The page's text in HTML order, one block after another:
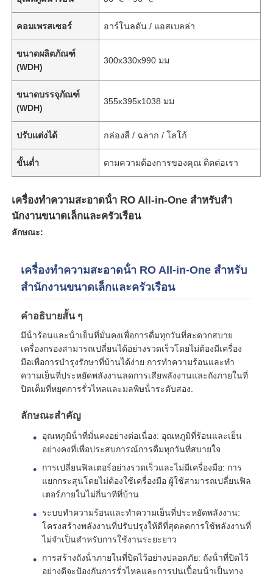
บ้าน
ผลิตภัณฑ์
วิดีโอ
เกี่ยวกับเรา
ทัวร์โรงงาน
ควบคุมคุณภาพ
ติดต่อเรา
ระบบ RO
น้ำนุ่มน้ำ
คอมเพรสเซอร์ อาร์โนลดัน / แอสเบลล่า
ขนาดผลิตภัณฑ์
(WDH)
300x330x990 มม
ขนาดบรรจุภัณฑ์
(WDH)
355x395x1038 มม
ปรับแต่งได้ กล่องสี / ฉลาก / โลโก้
ขั้นต่ำ ตามความต้องการของคุณ ติดต่อเรา
เครื่องทําความสะอาดน้ํา RO All-in-One สําหรับสํา
นักงานขนาดเล็กและครัวเรือน
ลักษณะ:
เครื่องทําความสะอาดน้ํา RO All-in-One สําหรับ
สํานักงานขนาดเล็กและครัวเรือน
คําอธิบายสั้น ๆ
มีน้ําร้อนและน้ําเย็นที่มั่นคงเพื่อการดื่มทุกวันที่สะดวกสบาย
เครื่องกรองสามารถเปลี่ยนได้อย่างรวดเร็วโดยไม่ต้องมีเครื่อง
มือเพื่อการบํารุงรักษาที่บ้านได้ง่าย การทําความร้อนและทํา
ความเย็นที่ประหยัดพลังงานลดการเสียพลังงานและถังภายในที่
ปิดเต็มที่หยุดการรั่วไหลและมลพิษน้ําระดับสอง.
ลักษณะสําคัญ
อุณหภูมิน้ําที่มั่นคงอย่างต่อเนื่อง: อุณหภูมิที่ร้อนและเย็น
อย่างคงที่เพื่อประสบการณ์การดื่มทุกวันที่สบายใจ
การเปลี่ยนฟิลเตอร์อย่างรวดเร็วและไม่มีเครื่องมือ: การ
แยกกระสุนโดยไม่ต้องใช้เครื่องมือ ผู้ใช้สามารถเปลี่ยนฟิล
เตอร์ภายในไม่กี่นาทีที่บ้าน
ระบบทําความร้อนและทําความเย็นที่ประหยัดพลังงาน:
โครงสร้างพลังงานที่ปรับปรุงให้ดีที่สุดลดการใช้พลังงานที่
ไม่จําเป็นสําหรับการใช้งานระยะยาว
การสร้างถังน้ําภายในที่ปิดไว้อย่างปลอดภัย: ถังน้ําที่ปิดไว้
อย่างดีจะป้องกันการรั่วไหลและการปนเปื้อนน้ําเป็นทาง